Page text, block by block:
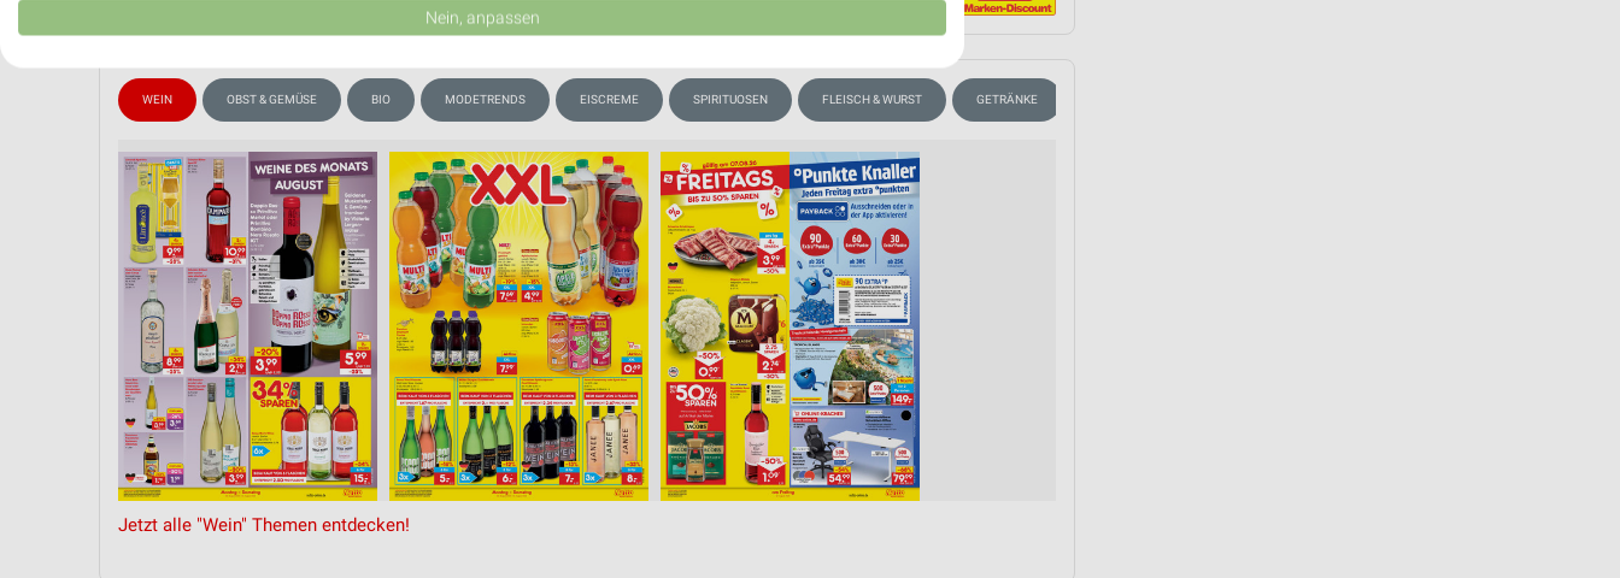
WEIN OBST & GEMÜSE BIO MODETRENDS EISCREME SPIRITUOSEN FLEISCH & WURST GETRÄNKE
Jetzt alle "Wein" Themen entdecken!
Erstellung von Profilen für personalisierte Werbung
Erstellung von Profilen zur Personalisierung von Inhalten
Verwendung von Profilen zur Auswahl personalisierter Inhalte
Messung der Werbeleistung
Messung der Performance von Inhalten
Analyse von Zielgruppen durch Statistiken oder Kombinationen von Daten aus verschiedenen
Entwicklung und Verbesserung der Angebote
Verwendung reduzierter Daten zur Auswahl von Inhalten
IAB-Besonderheiten:
Verwendung genauer Standortdaten
Nein, anpassen